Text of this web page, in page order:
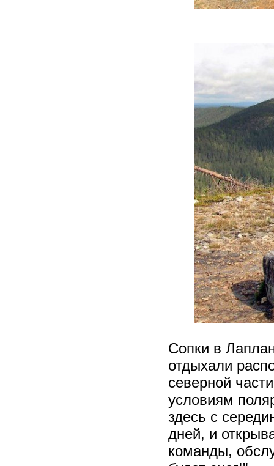
Сопки в
отдыхали
северной
условиям
здесь с
дней, и
команды,